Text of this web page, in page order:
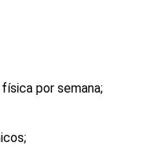
por semana;